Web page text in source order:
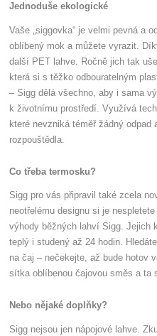
Jednoduše ekologické
Vaše „siggovka“ je velmi pevná a
oblíbený mok a můžete vyrazit.
další PET lahve. Ročně jich tak
která si s těžko odbouratelným
– Sigg dělá všechno, aby i sama
k životnímu prostředí. Využívá
které nevzniká téměř žádný
rozpouštědla.
Co třeba termosku?
Sigg pro vás připravil také zcela
neotřelému designu si je
výhody běžných lahví Sigg. Jejich
teplý i studený až 24 hodin.
na čaj – nečekejte, až bude hotov
sítka oblíbenou čajovou směs a ta
Nebo nějaké doplňky?
Sigg nejsou jen nápojové lahve.